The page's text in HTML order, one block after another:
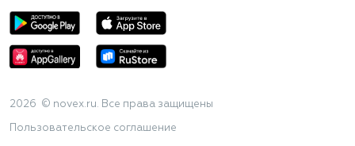
2026 © novex.ru. Все права защищены
Пользовательское соглашение